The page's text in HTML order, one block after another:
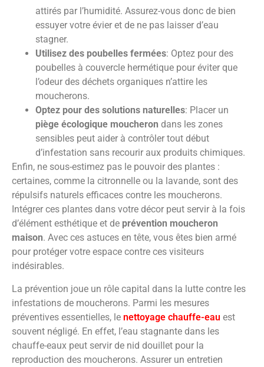
attirés par l’humidité. Assurez-vous donc de bien
essuyer votre évier et de ne pas laisser d’eau
stagner.
Utilisez des poubelles fermées: Optez pour des
poubelles à couvercle hermétique pour éviter que
l’odeur des déchets organiques n’attire les
moucherons.
Optez pour des solutions naturelles: Placer un
piège écologique moucheron dans les zones
sensibles peut aider à contrôler tout début
d’infestation sans recourir aux produits chimiques.
Enfin, ne sous-estimez pas le pouvoir des plantes :
certaines, comme la citronnelle ou la lavande, sont des
répulsifs naturels efficaces contre les moucherons.
Intégrer ces plantes dans votre décor peut servir à la fois
d’élément esthétique et de prévention moucheron
maison. Avec ces astuces en tête, vous êtes bien armé
pour protéger votre espace contre ces visiteurs
indésirables.
La prévention joue un rôle capital dans la lutte contre les
infestations de moucherons. Parmi les mesures
préventives essentielles, le nettoyage chauffe-eau est
souvent négligé. En effet, l’eau stagnante dans les
chauffe-eaux peut servir de nid douillet pour la
reproduction des moucherons. Assurer un entretien